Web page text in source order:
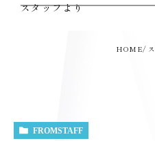
スタッフより
HOME ス
FROMSTAFF